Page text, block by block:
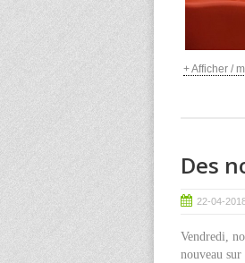
+ Afficher /
Des
22-04-
Vendredi,
nouveau